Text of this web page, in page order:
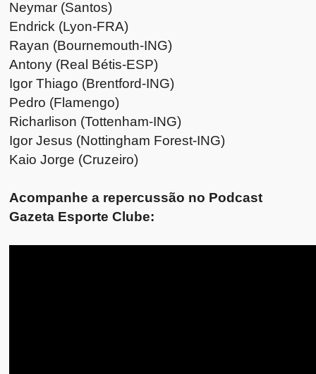
Neymar (Santos)
Endrick (Lyon-FRA)
Rayan (Bournemouth-ING)
Antony (Real Bétis-ESP)
Igor Thiago (Brentford-ING)
Pedro (Flamengo)
Richarlison (Tottenham-ING)
Igor Jesus (Nottingham Forest-ING)
Kaio Jorge (Cruzeiro)
Acompanhe a repercussão no Podcast
Gazeta Esporte Clube: